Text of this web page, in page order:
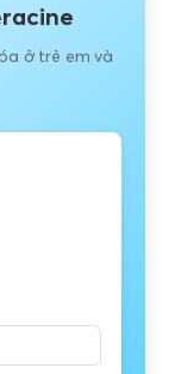
ở trẻ em và